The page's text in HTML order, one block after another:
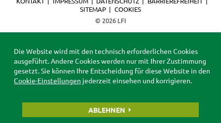
© 2026 LFI
SITEMAP
COOKIES
Die Website wird mit den technisch erforderlichen Cookies
ausgeführt. Andere Cookies werden nur mit Ihrer Zustimmung
gesetzt. Sie können Ihre Entscheidung für diese Website in den
Cookie-Einstellungen jederzeit einsehen und korrigieren.
ABLEHNEN